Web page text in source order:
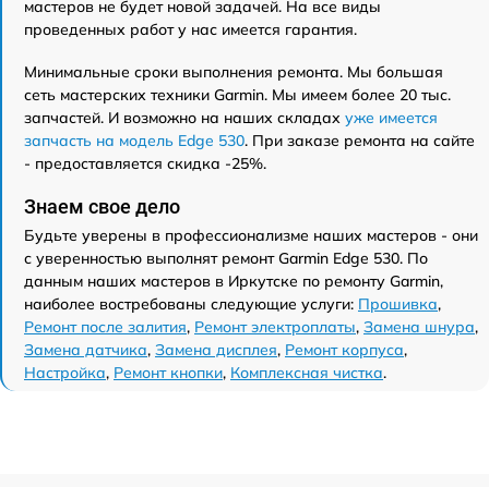
мастеров не будет новой задачей. На все виды
проведенных работ у нас имеется гарантия.
Минимальные сроки выполнения ремонта. Мы большая
сеть мастерских техники Garmin. Мы имеем более 20 тыс.
запчастей. И возможно на наших складах уже имеется
запчасть на модель Edge 530. При заказе ремонта на сайте
- предоставляется скидка -25%.
Знаем свое дело
Будьте уверены в профессионализме наших мастеров - они
с уверенностью выполнят ремонт Garmin Edge 530. По
данным наших мастеров в Иркутске по ремонту Garmin,
наиболее востребованы следующие услуги: Прошивка,
Ремонт после залития, Ремонт электроплаты, Замена шнура,
Замена датчика, Замена дисплея, Ремонт корпуса,
Настройка, Ремонт кнопки, Комплексная чистка.